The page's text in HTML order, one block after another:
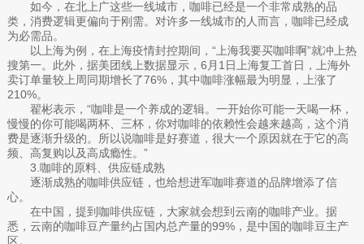
如今，在北上广这些一线城市，咖啡已经是一个非常成熟的品
类，消费逻辑更偏向于刚需。对许多一线城市的人而言，咖啡已经成
为必需品。
以上海为例，在上海疫情封控期间，“上海我要买咖啡啊”就冲上热
搜第一。此外，据美团线上数据显示，6月1日上海复工首日，上海外
卖订单量较上周同期增长了76%，其中咖啡涨幅最为明显，上涨了
210%。
翟彬表示，“咖啡是一个养成的逻辑。一开始你可能一天喝一杯，
慢慢的你可能喝两杯、三杯，你对咖啡的依赖性会越来越高，这个消
费是逐渐升级的。所以说咖啡是好赛道，很大一个原因就在于它的高
频、高复购以及高成瘾性。”
3.咖啡的原料、供应链成熟
逐渐成熟的咖啡供应链，也给想进军咖啡赛道的品牌增添了信
心。
在中国，提到咖啡供应链，大家就会想到云南的咖啡产业。据
悉，云南的咖啡豆产量约占国内总产量的99%，是中国的咖啡豆主产
区。